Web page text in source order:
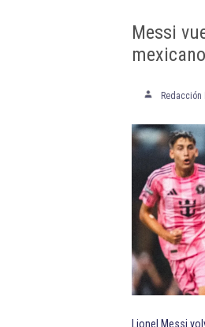
Messi
Redacción
Lionel Messi